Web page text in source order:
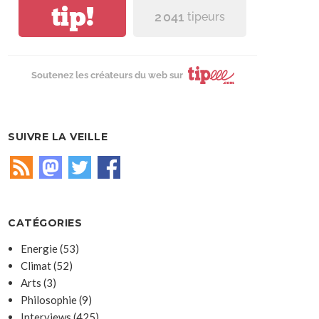
tip! 2 041 tipeurs
Soutenez les créateurs du web sur
SUIVRE LA VEILLE
CATÉGORIES
Energie(53)
Climat(52)
Arts (3)
Philosophie(9)